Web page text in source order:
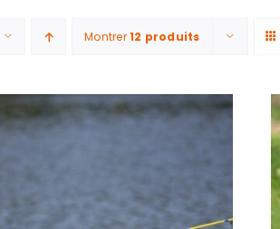
Montrer12 produits